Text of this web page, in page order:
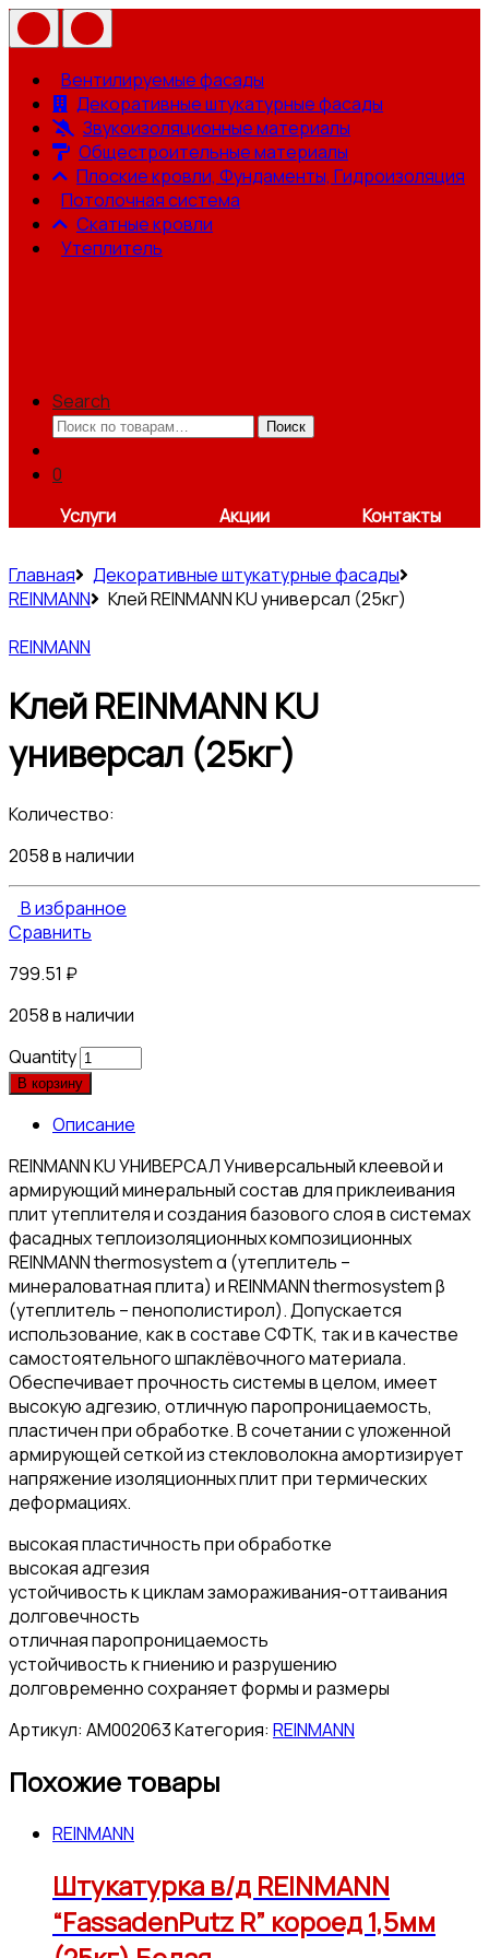
Вентилируемые фасады
Декоративные штукатурные фасады
Звукоизоляционные материалы
Общестроительные материалы
Плоские кровли, Фундаменты, Гидроизоляция
Потолочная система
Скатные кровли
Утеплитель
Search
Искать:
Поиск
0
Услуги
Акции Контакты
Главная
Декоративные штукатурные фасады
REINMANN
Клей REINMANN KU универсал (25кг)
REINMANN
Клей REINMANN KU
универсал (25кг)
Количество:
2058 в наличии
В избранное
Сравнить
799.51 ₽
2058 в наличии
Quantity
В корзину
Описание
REINMANN KU УНИВЕРСАЛ Универсальный клеевой и
армирующий минеральный состав для приклеивания
плит утеплителя и создания базового слоя в системах
фасадных теплоизоляционных композиционных
REINMANN thermosystem α (утеплитель –
минераловатная плита) и REINMANN thermosystem β
(утеплитель – пенополистирол). Допускается
использование, как в составе СФТК, так и в качестве
самостоятельного шпаклёвочного материала.
Обеспечивает прочность системы в целом, имеет
высокую адгезию, отличную паропроницаемость,
пластичен при обработке. В сочетании с уложенной
армирующей сеткой из стекловолокна амортизирует
напряжение изоляционных плит при термических
деформациях.
высокая пластичность при обработке
высокая адгезия
устойчивость к циклам замораживания-оттаивания
долговечность
отличная паропроницаемость
устойчивость к гниению и разрушению
долговременно сохраняет формы и размеры
Артикул: АМ002063Категория: REINMANN
Похожие товары
REINMANN
Штукатурка в/д REINMANN
“FassadenPutz R” короед 1,5мм